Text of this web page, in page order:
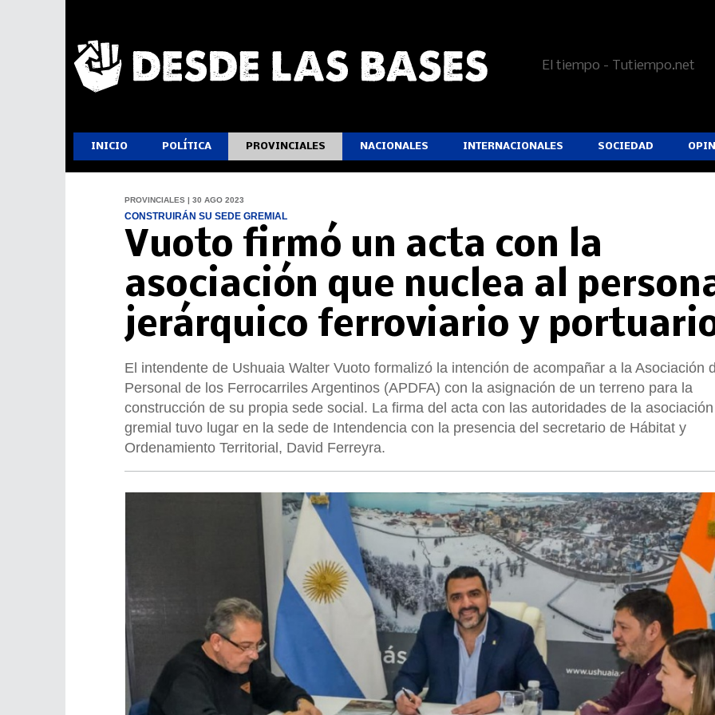
El tiempo - Tutiempo.net
INICIO POLÍTICA PROVINCIALES NACIONALES INTERNACIONALES SOCIEDAD
PROVINCIALES | 30 AGO 2023
CONSTRUIRÁN SU SEDE GREMIAL
Vuoto firmó un acta con la
asociación que nuclea al
jerárquico ferroviario y
El intendente de Ushuaia Walter Vuoto formalizó la intención de acompañar a la Asociación
Personal de los Ferrocarriles Argentinos (APDFA) con la asignación de un terreno para la
construcción de su propia sede social. La firma del acta con las autoridades de la asociación
gremial tuvo lugar en la sede de Intendencia con la presencia del secretario de Hábitat y
Ordenamiento Territorial, David Ferreyra.